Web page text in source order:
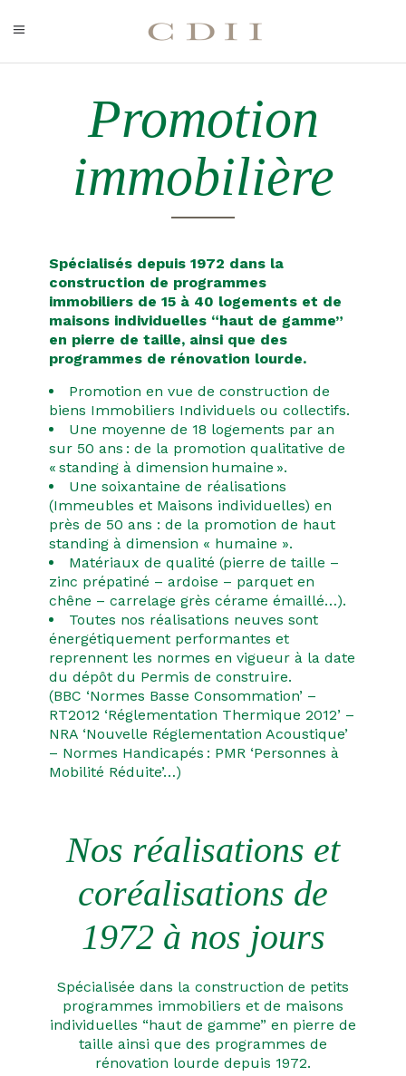
Promotion
immobilière
Spécialisés depuis 1972 dans la
construction de programmes
immobiliersde 15 à 40 logementset de
maisons individuelles “haut de gamme”
en pierre de taille,ainsi que des
programmes de rénovation lourde.
Promotion en vue de construction de
biens Immobiliers Individuels ou collectifs.
Une moyenne de 18 logements par an
sur 50 ans : de la promotion qualitative de
« standing à dimension humaine ».
Une soixantaine de réalisations
(Immeubles et Maisons individuelles) en
près de 50 ans : de la promotion de haut
standing à dimension « humaine ».
Matériaux de qualité (pierre de taille –
zinc prépatiné – ardoise – parquet en
chêne – carrelage grès cérame émaillé…).
Toutes nos réalisations neuves sont
énergétiquement performantes et
reprennent les normes en vigueur à la date
du dépôt du Permis de construire.
(BBC ‘Normes Basse Consommation’ –
RT2012 ‘Réglementation Thermique 2012’ –
NRA ‘Nouvelle Réglementation Acoustique’
– Normes Handicapés : PMR ‘Personnes à
Mobilité Réduite’…)
Nos réalisations et
coréalisations de
1972 à nos jours
Spécialisée dans la construction de petits
programmes immobiliers et de maisons
individuelles “haut de gamme” en pierre de
taille ainsi que des programmes de
rénovation lourde depuis 1972.